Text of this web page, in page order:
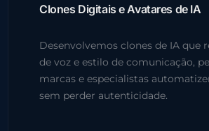
Clones Digitais e Avatares de IA
Desenvolvemos clones de IA que
de voz e estilo de comunicação,
marcas e especialistas
sem perder autenticidade.